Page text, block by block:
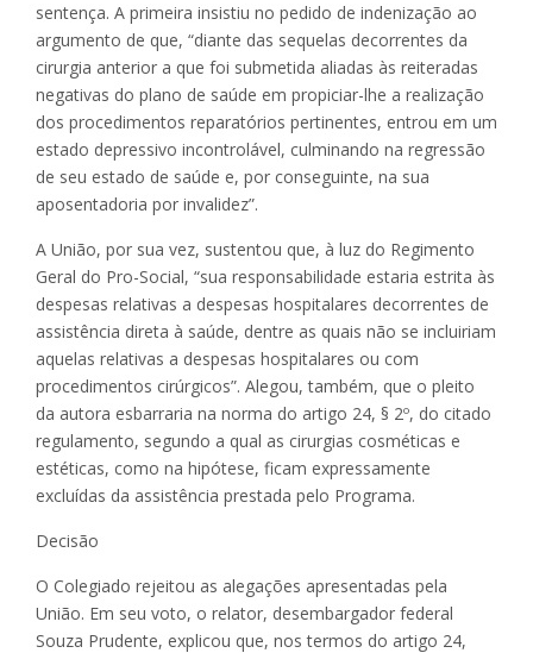
sentença. A primeira insistiu no pedido de indenização ao
argumento de que, “diante das sequelas decorrentes da
cirurgia anterior a que foi submetida aliadas às reiteradas
negativas do plano de saúde em propiciar-lhe a realização
dos procedimentos reparatórios pertinentes, entrou em um
estado depressivo incontrolável, culminando na regressão
de seu estado de saúde e, por conseguinte, na sua
aposentadoria por invalidez”.
A União, por sua vez, sustentou que, à luz do Regimento
Geral do Pro-Social, “sua responsabilidade estaria estrita às
despesas relativas a despesas hospitalares decorrentes de
assistência direta à saúde, dentre as quais não se incluiriam
aquelas relativas a despesas hospitalares ou com
procedimentos cirúrgicos”. Alegou, também, que o pleito
da autora esbarraria na norma do artigo 24, § 2º, do citado
regulamento, segundo a qual as cirurgias cosméticas e
estéticas, como na hipótese, ficam expressamente
excluídas da assistência prestada pelo Programa.
Decisão
O Colegiado rejeitou as alegações apresentadas pela
União. Em seu voto, o relator, desembargador federal
Souza Prudente, explicou que, nos termos do artigo 24,